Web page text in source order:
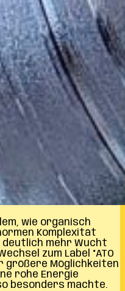
wie organisch
Komplexität
mehr Wucht
zum Label “ATO
größere Möglichkeiten
rohe Energie
besonders machte.